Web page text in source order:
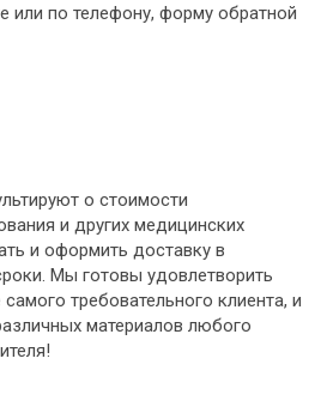
или по телефону, форму обратной
о стоимости
и других медицинских
и оформить доставку в
Мы готовы удовлетворить
требовательного клиента, и
материалов любого